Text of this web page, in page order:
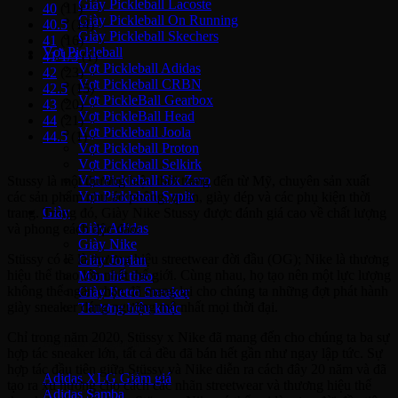
Giày Pickleball Lacoste
Giày Pickleball On Running
Giày Pickleball Skechers
Vợt Pickleball
Vợt Pickleball Adidas
Vợt Pickleball CRBN
Vợt PickleBall Gearbox
Vợt PickleBall Head
Vợt Pickleball Joola
Vợt Pickleball Proton
Vợt Pickleball Selkirk
Vợt Pickleball Six Zero
Vợt Pickleball Sypik
Giày
Giày Adidas
Giày Nike
Giày Jordan
Môn thể thao
Giày Retro Sneaker
Thương hiệu khác
Adidas XLG
Adidas Samba
40
(11)
40.5
(14)
41
(16)
41 1/3 (1)
42
(23)
42.5
(15)
43
(20)
44
(21)
44.5
(1)
Stussy là một thương hiệu thời trang đến từ Mỹ, chuyên sản xuất
các sản phẩm như áo phông, quần, giày dép và các phụ kiện thời
trang. Trong đó, Giày Nike Stussy được đánh giá cao về chất lượng
và phong cách độc đáo.
Stüssy có lẽ là thương hiệu streetwear đời đầu (OG); Nike là thương
hiệu thể thao lớn nhất thế giới. Cùng nhau, họ tạo nên một lực lượng
không thể ngăn chặn đã mang lại cho chúng ta những đợt phát hành
giày sneaker đáng ngưỡng mộ nhất mọi thời đại.
hợp tác đầu tiên giữa Stüssy và Nike diễn ra cách đây 20 năm và đã
tạo ra xu hướng cho cách các nhãn streetwear và thương hiệu thể